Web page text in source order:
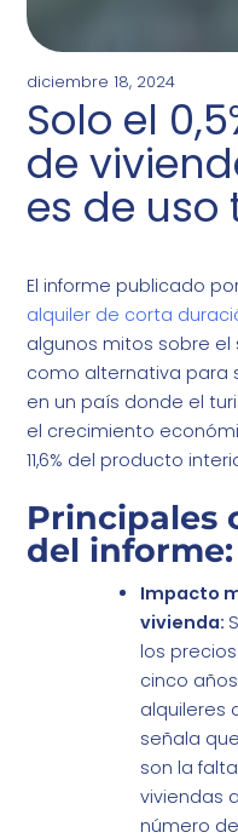
diciembre 18, 2024
Solo el
de
es de uso
El informe publicado
alquiler de corta
algunos mitos sobre
como alternativa para
en un país donde el
el crecimiento
11,6% del producto
Principales
del informe:
Impacto
vivienda:
los
cinco
alquileres
señala
son la
viviendas
número